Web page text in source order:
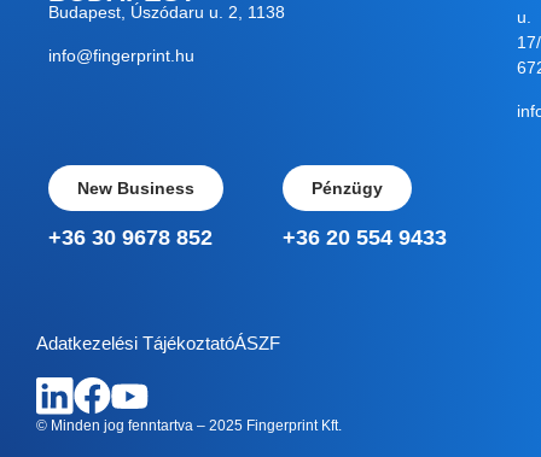
Budapest, Úszódaru u. 2, 1138
info@fingerprint.hu
u.
New Business
+36 30 9678 852
Pénzügy
+36 20 554 9433
© Minden jog fenntartva – 2025 Fingerprint Kft.
Adatkezelési TájékoztatóÁSZF